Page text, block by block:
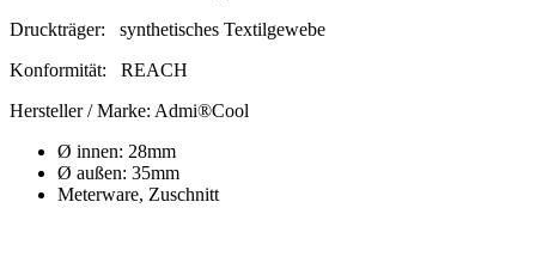
Druckträger:
synthetisches Textilgewebe
Konformität:
REACH
Hersteller / Marke: Admi®Cool
Ø innen: 28mm
Ø außen: 35mm
Meterware, Zuschnitt